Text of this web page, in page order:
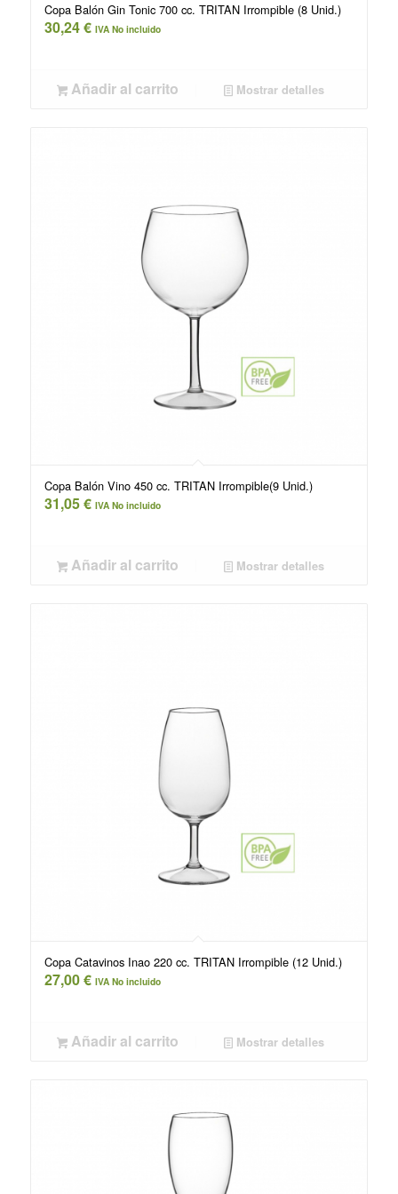
Copa Balón Gin Tonic 700 cc. TRITAN Irrompible (8 Unid.)
30,24€ IVA No incluido
Añadir al carrito Mostrar detalles
Copa Balón Vino 450 cc. TRITAN Irrompible(9 Unid.)
31,05€ IVA No incluido
Añadir al carrito Mostrar detalles
Copa Catavinos Inao 220 cc. TRITAN Irrompible (12 Unid.)
27,00€ IVA No incluido
Añadir al carrito Mostrar detalles